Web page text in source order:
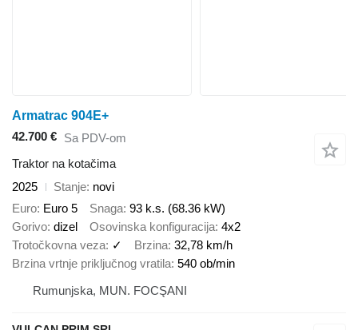
Armatrac 904E+
42.700 € Sa PDV-om
Traktor na kotačima
2025
Stanje novi
Euro Euro 5 Snaga 93 k.s. (68.36 kW)
Gorivo dizel Osovinska konfiguracija 4x2
Trotočkovna veza ✓ Brzina 32,78 km/h
Brzina vrtnje priključnog vratila 540 ob/min
Rumunjska, MUN. FOCŞANI